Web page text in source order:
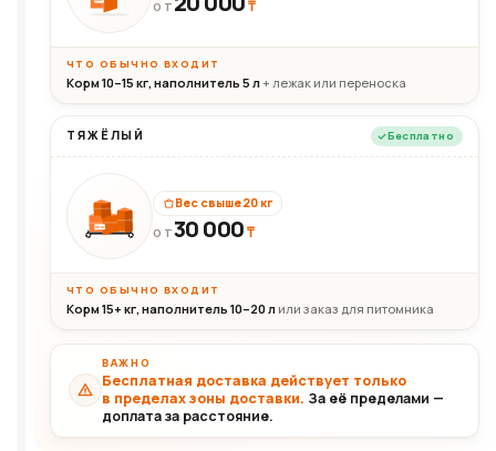
ОТ ₸
ЧТО ОБЫЧНО ВХОДИТ
Корм 10–15 кг, наполнитель 5 л+ лежак или переноска
ТЯЖЁЛЫЙ Бесплатно
30+кг
Вес свыше 20 кг
ОТ30 000₸
ЧТО ОБЫЧНО ВХОДИТ
Корм 15+ кг, наполнитель 10–20 л или заказ для питомника
ВАЖНО
Бесплатная доставка действует только
в пределах зоны доставки. За её пределами —
доплата за расстояние.